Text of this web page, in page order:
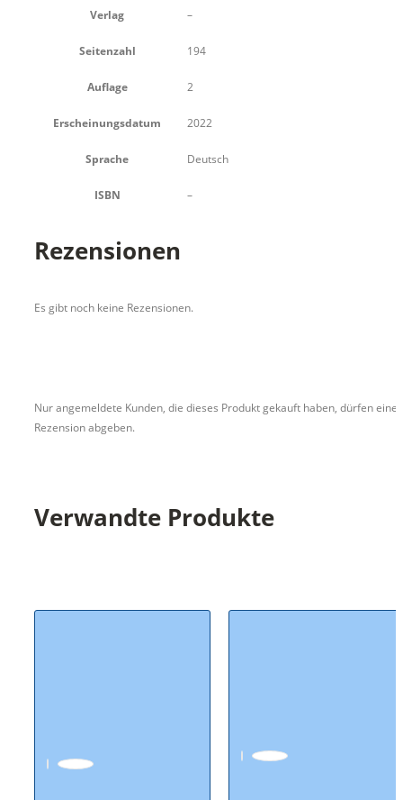
Verlag –
Seitenzahl 194
Auflage 2
Erscheinungsdatum 2022
Sprache Deutsch
ISBN –
Rezensionen
Es gibt noch keine Rezensionen.
Nur angemeldete Kunden, die dieses Produkt gekauft haben, dürfen eine
Rezension abgeben.
Verwandte Produkte